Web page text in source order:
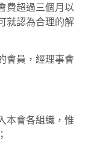
費超過三個月以
就認為合理的解
會員，經理事會
本會各組織，惟